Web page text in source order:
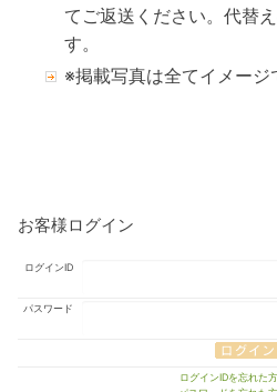
てご返送ください。代替
す。
※掲載写真は全てイメージ
お客様ログイン
ログインID
パスワード
ログインIDを忘れた